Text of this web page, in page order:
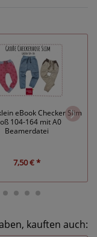
eBook Checker Slim
104-164 mit A0
Beamerdatei
7,50 € *
kauften auch: